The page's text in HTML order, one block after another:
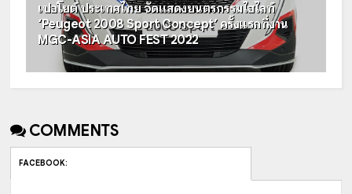
เปอโยต์ ประเทศไทย จัดแสดงยนตรกรรมไฮไลท์
‘Peugeot 2008 Sport Concept’ ครั้งแรกที่งาน
MGC-ASIA AUTO FEST 2022
COMMENTS
FACEBOOK: